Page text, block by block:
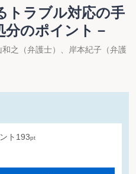
トラブル対応の手
分のポイント－
之（弁護士）、岸本紀子（弁護
ト 193pt